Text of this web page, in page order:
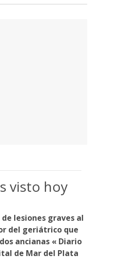
visto hoy
lesiones graves al
del geriátrico que
ancianas « Diario
de Mar del Plata